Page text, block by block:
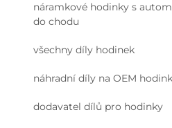
náramkové hodinky s
do chodu
všechny díly hodinek
náhradní díly na OEM
dodavatel dílů pro hodinky